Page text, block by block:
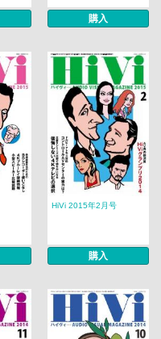
購入
HiVi 2015年2月号
購入